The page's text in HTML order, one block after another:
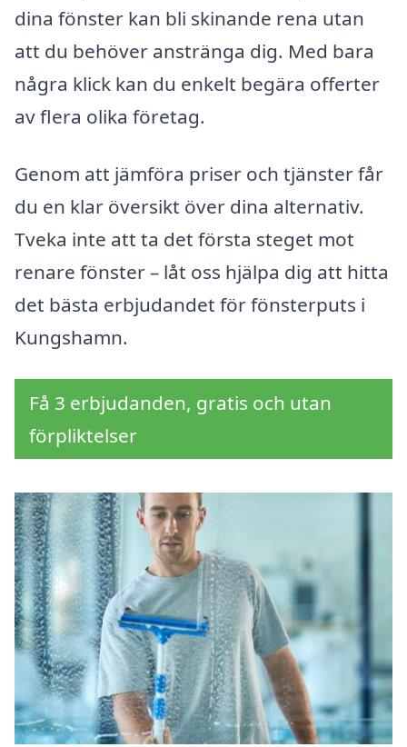
dina fönster kan bli skinande rena utan
att du behöver anstränga dig. Med bara
några klick kan du enkelt begära offerter
av flera olika företag.
Genom att jämföra priser och tjänster får
du en klar översikt över dina alternativ.
Tveka inte att ta det första steget mot
renare fönster – låt oss hjälpa dig att hitta
det bästa erbjudandet för fönsterputs i
Kungshamn.
Få 3 erbjudanden, gratis och utan
förpliktelser